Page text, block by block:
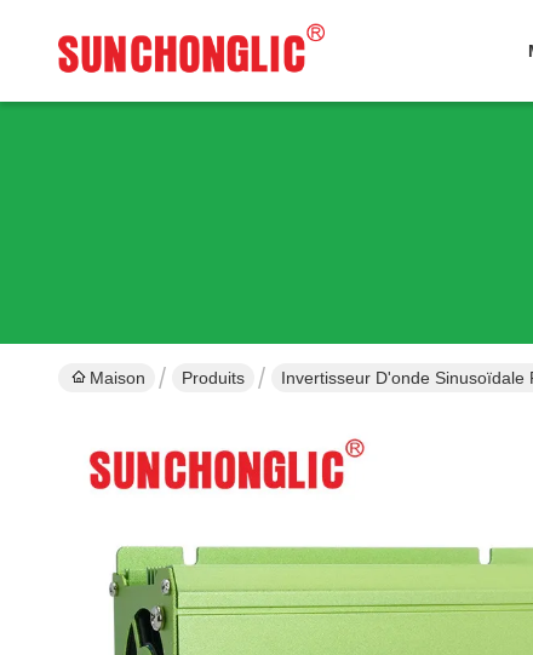
Maison Produits Invertisseur D'onde Sinusoïdale